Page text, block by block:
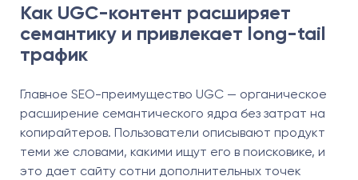
Как UGC-контент расширяет
семантику и привлекает long-tail
трафик
Главное SEO-преимущество UGC — органическое
расширение семантического ядра без затрат на
копирайтеров. Пользователи описывают продукт
теми же словами, какими ищут его в поисковике, и
это дает сайту сотни дополнительных точек